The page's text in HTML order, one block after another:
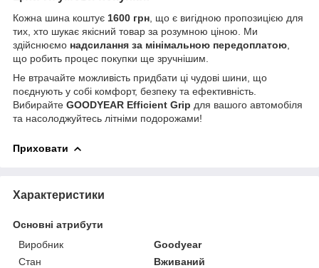
Кожна шина коштує 1600 грн , що є вигідною пропозицією для
тих, хто шукає якісний товар за розумною ціною. Ми
здійснюємо надсилання за мінімальною передоплатою
що робить процес покупки ще зручнішим.
Не втрачайте можливість придбати ці чудові шини, що
поєднують у собі комфорт, безпеку та ефективність.
Вибирайте GOODYEAR Efficient Grip для вашого автомобіля
та насолоджуйтесь літніми подорожами!
Приховати
Характеристики
Основні атрибути
Виробник
Goodyear
Стан
Вживаний